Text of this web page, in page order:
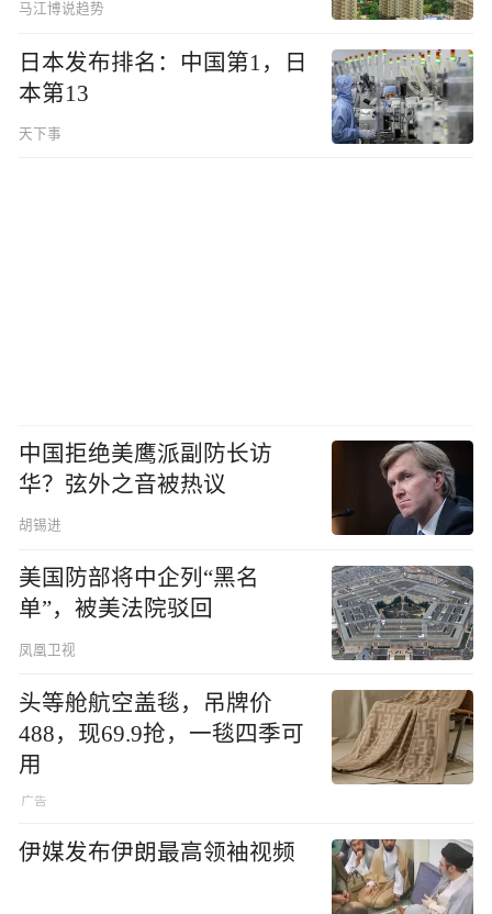
马江博说趋势
日本发布排名：中国第1，日
本第13
天下事
中国拒绝美鹰派副防长访
华？弦外之音被热议
胡锡进
美国防部将中企列“黑名
单”，被美法院驳回
凤凰卫视
头等舱航空盖毯，吊牌价
488，现69.9抢，一毯四季可
用
伊媒发布伊朗最高领袖视频